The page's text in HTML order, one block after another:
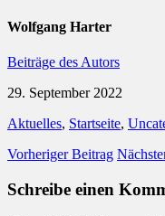
Wolfgang Harter
Beiträge des Autors
29. September 2022
Aktuelles, Startseite,
Vorheriger Beitrag
Schreibe einen